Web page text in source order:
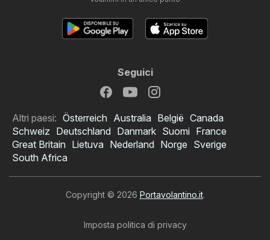
Seguici
Altri paesi: Österreich Australia België Canada
Schweiz Deutschland Danmark Suomi France
Great Britain Lietuva Nederland Norge Sverige
South Africa
Copyright © 2026 Portavolantino.it.
Imposta politica di privacy